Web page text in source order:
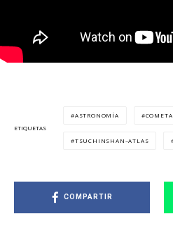
ETIQUETAS
ASTRONOMÍA COMETA
TSUCHINSHAN–ATLAS
COMPARTIR